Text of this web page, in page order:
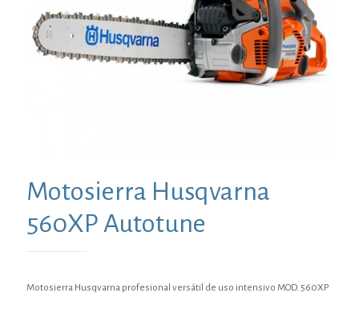
Motosierra Husqvarna
560XP Autotune
Motosierra Husqvarna profesional versátil de uso intensivo MOD. 560XP